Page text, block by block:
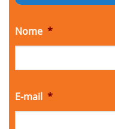
Nome *
E-mail *